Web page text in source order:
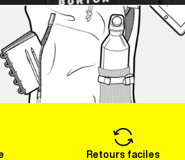
Retours faciles